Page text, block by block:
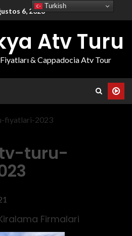
6, 2026
Atv Turu
& Cappadocia Atv Tour
fiyatlari-2023
turu-
Firmalari
Turkish